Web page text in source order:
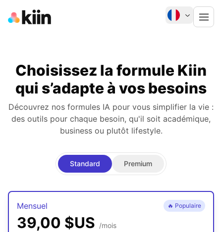
Choisissez la formule Kiin
qui s’adapte à vos besoins
Découvrez nos formules IA pour vous simplifier la vie :
des outils pour chaque besoin, qu'il soit académique,
business ou plutôt lifestyle.
Standard Premium
Mensuel 🔥 Populaire
39,00 $US /mois